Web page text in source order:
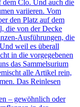
dem Clo. Und auch die
variieren. Vom
den Platz auf dem
die von der Decke
Ausführungen, die
weil es überall
in die vorgegebenen
das Sammelsurium
alle Artikel rein,
Das Reinlesen
– gewöhnlich oder